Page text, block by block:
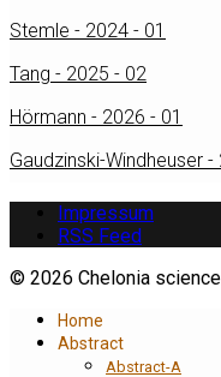
Stemle - 2024 - 01
Tang - 2025 - 02
Hörmann - 2026 - 01
Gaudzinski-Windheuser -
Impressum
RSS Feed
© 2026 Chelonia science
Home
Abstract
Abstract-A